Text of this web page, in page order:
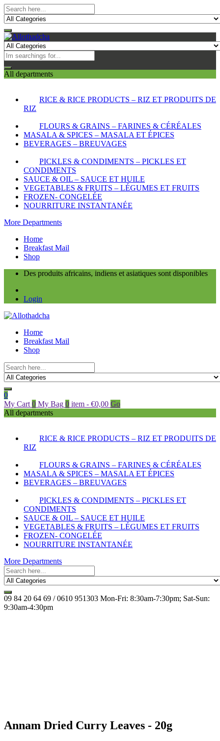
All departments
RICE & RICE PRODUCTS – RIZ ET PRODUITS DE
RIZ
FLOURS & GRAINS – FARINES & CÉRÉALES
MASALA & SPICES – MASALA ET ÉPICES
BEVERAGES – BREUVAGES
PICKLES & CONDIMENTS – PICKLES ET
CONDIMENTS
SAUCE & OIL – SAUCE ET HUILE
VEGETABLES & FRUITS – LÉGUMES ET FRUITS
FROZEN- CONGELÉE
NOURRITURE INSTANTANÉE
More Departments
Home
Breakfast Mail
Shop
Des produits africains, indiens et asiatiques sont disponibles
Login
Home
Breakfast Mail
Shop
0
My Cart 0 My Bag 0 item - €0,00 Go
All departments
RICE & RICE PRODUCTS – RIZ ET PRODUITS DE
RIZ
FLOURS & GRAINS – FARINES & CÉRÉALES
MASALA & SPICES – MASALA ET ÉPICES
BEVERAGES – BREUVAGES
PICKLES & CONDIMENTS – PICKLES ET
CONDIMENTS
SAUCE & OIL – SAUCE ET HUILE
VEGETABLES & FRUITS – LÉGUMES ET FRUITS
FROZEN- CONGELÉE
NOURRITURE INSTANTANÉE
More Departments
09 84 20 64 69 / 0610 951303 Mon-Fri: 8:30am-7:30pm; Sat-Sun:
9:30am-4:30pm
Annam Dried Curry Leaves - 20g